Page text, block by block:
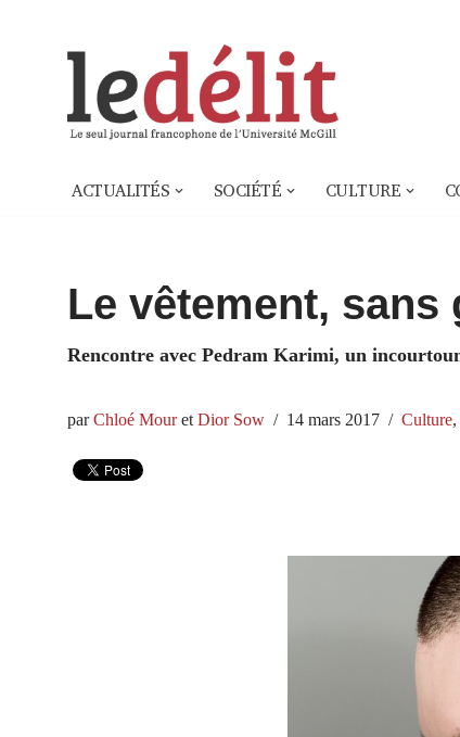
ACTUALITÉS SOCIÉTÉ CULTURE
Le vêtement, sans
Rencontre avec Pedram Karimi, un
parChloé MouretDior Sow 14 mars 2017 Culture,